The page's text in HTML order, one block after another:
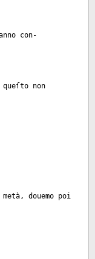
con-
non
douemo poi